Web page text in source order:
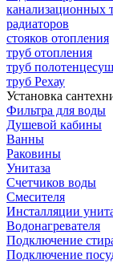
канализационных
радиаторов
стояков отопления
труб отопления
труб
труб Рехау
Установка
Фильтра для воды
Душевой кабины
Ванны
Раковины
Унитаза
Счетчиков воды
Смесителя
Инсталляции
Водонагревателя
Подключение
Подключение